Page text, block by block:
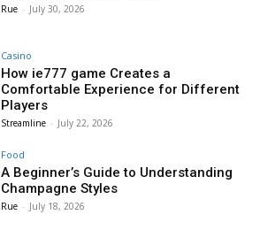
Rue - July 30, 2026
Casino
How ie777 game Creates a
Comfortable Experience for Different
Players
Streamline - July 22, 2026
Food
A Beginner’s Guide to Understanding
Champagne Styles
Rue - July 18, 2026